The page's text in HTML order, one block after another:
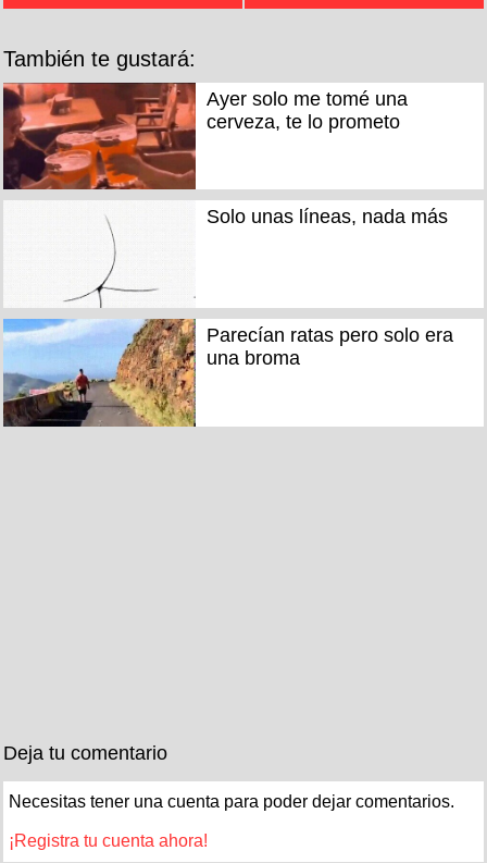
También te gustará:
Ayer solo me tomé una
cerveza, te lo prometo
Solo unas líneas, nada más
Parecían ratas pero solo era
una broma
Deja tu comentario
Necesitas tener una cuenta para poder dejar comentarios.
¡Registra tu cuenta ahora!